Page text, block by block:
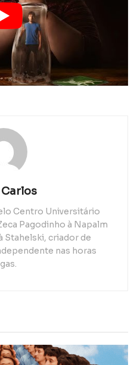
Centro Universitário
Pagodinho à Napalm
Stahelski, criador de
nas horas